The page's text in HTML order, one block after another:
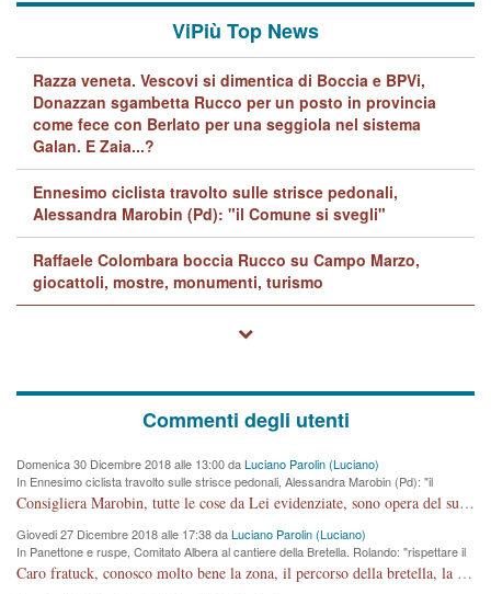
ViPiù Top News
Razza veneta. Vescovi si dimentica di Boccia e BPVi,
Donazzan sgambetta Rucco per un posto in provincia
come fece con Berlato per una seggiola nel sistema
Galan. E Zaia...?
Ennesimo ciclista travolto sulle strisce pedonali,
Alessandra Marobin (Pd): "il Comune si svegli"
Raffaele Colombara boccia Rucco su Campo Marzo,
giocattoli, mostre, monumenti, turismo
Commenti degli utenti
Domenica 30 Dicembre 2018 alle 13:00 daLuciano Parolin (Luciano)
In Ennesimo ciclista travolto sulle strisce pedonali, Alessandra Marobin (Pd): "il
Comune si svegli"
Consigliera Marobin, tutte le cose da Lei evidenziate, sono opera del suo ex Assessore e compagno di Partito Antonio Marco Dalla Pozza Assessore alla "progettazione" di piste ciclabili e altre porcherie. A lui manderei il conto da saldare per incidenti e danni alle persone. E' ora che "finiamola." Avete perso rassegnatevi. qui IL SINDACO RUCCO NON C'ENTRA PER NIENTE. CAPITO!!!!!!!! Amen.
Giovedi 27 Dicembre 2018 alle 17:38 daLuciano Parolin (Luciano)
In Panettone e ruspe, Comitato Albera al cantiere della Bretella. Rolando: "rispettare il
cronoprogramma"
Caro fratuck, conosco molto bene la zona, il percorso della bretella, la situazione dei cittadini, abito in Viale Trento. A partire dal 2003 ho partecipato al Comitato di Maddalene pro bretella, e a riunioni propositive per apportare modifiche al progetto. Numerose mie foto del territorio sono arrivate a Roma, altri miei interventi (non graditi dalla Sx) sono stati pubblicati dal GdV, assieme ad altri come Ciro Asproso, ora favorevole alla bretella. Ho partecipato alla raccolta firme per la chiusura della strada x 5 giorni eseguita dal Sindaco Hullwech per sforamento 180 Micro/g. Pertanto come impegno per la tematica sono apposto con la coscienza. Ora il Progetto è partito, fine! Voglio dire che la nuova Giunta "comunale" non c'entra più. L'opera sarà "malauguratamente" eseguita, ma non con il mio placet. Il Consigliere Comunale dovrebbe capire che la campagna elettorale è finita, con buona pace di tutti. Quello che invece dovrebbe interessare è la proprietà della strada, dall'uscita autostradale Ovest, sino alla Rotatoria dell'Albara, vi sono tre possessori: Autostrade SpA; La Provincia, il Comune. Come la mettiamo per il futuro ? I costi, da 50 sono saliti a 100 milioni di € come dire 20 milioni a KM (!) da non credere. Comunque si farà. Ma nessuno canti Vittoria, anzi meglio non farne un ulteriore fatto "partitico" per questioni elettorali o di seggio. Se mi manda la sua mail, sono disponibile ad inviare i documenti e le foto sopra descritte. Con ossequi, Luciano Parolin